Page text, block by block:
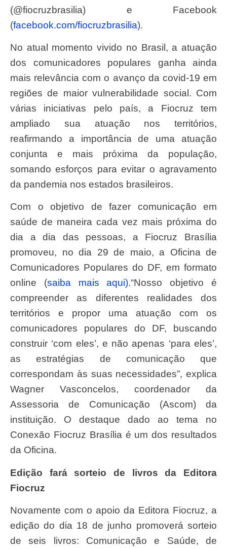
(@fiocruzbrasilia) e Facebook
(facebook.com/fiocruzbrasilia).
No atual momento vivido no Brasil, a atuação
dos comunicadores populares ganha ainda
mais relevância com o avanço da covid-19 em
regiões de maior vulnerabilidade social. Com
várias iniciativas pelo país, a Fiocruz tem
ampliado sua atuação nos territórios,
reafirmando a importância de uma atuação
conjunta e mais próxima da população,
somando esforços para evitar o agravamento
da pandemia nos estados brasileiros.
Com o objetivo de fazer comunicação em
saúde de maneira cada vez mais próxima do
dia a dia das pessoas, a Fiocruz Brasília
promoveu, no dia 29 de maio, a Oficina de
Comunicadores Populares do DF, em formato
online (saiba mais aqui).“Nosso objetivo é
compreender as diferentes realidades dos
territórios e propor uma atuação com os
comunicadores populares do DF, buscando
construir ‘com eles’, e não apenas ‘para eles’,
as estratégias de comunicação que
correspondam às suas necessidades”, explica
Wagner Vasconcelos, coordenador da
Assessoria de Comunicação (Ascom) da
instituição. O destaque dado ao tema no
Conexão Fiocruz Brasília é um dos resultados
da Oficina.
Edição fará sorteio de livros da Editora
Fiocruz
Novamente com o apoio da Editora Fiocruz, a
edição do dia 18 de junho promoverá sorteio
de seis livros: Comunicação e Saúde, de